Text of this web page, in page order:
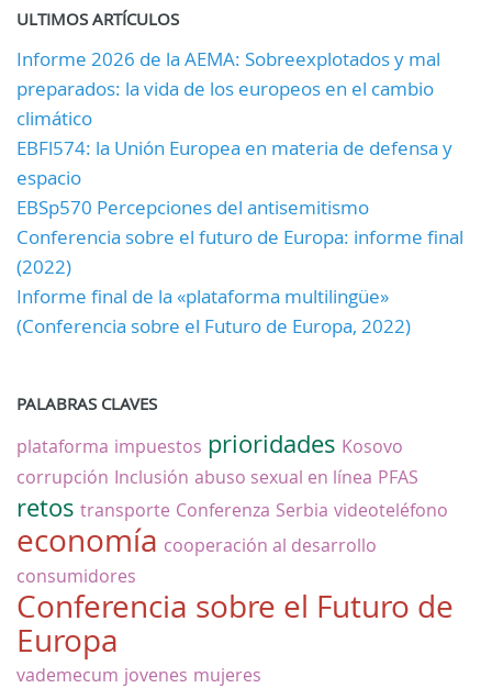
ULTIMOS ARTÍCULOS
Informe 2026 de la AEMA: Sobreexplotados y mal
preparados: la vida de los europeos en el cambio
climático
EBFl574: la Unión Europea en materia de defensa y
espacio
EBSp570 Percepciones del antisemitismo
Conferencia sobre el futuro de Europa: informe final
(2022)
Informe final de la «plataforma multilingüe»
(Conferencia sobre el Futuro de Europa, 2022)
PALABRAS CLAVES
plataforma impuestos prioridades Kosovo
corrupción Inclusión abuso sexual en línea PFAS
retos transporte Conferenza Serbia videoteléfono
economía cooperación al desarrollo
consumidores
Conferencia sobre el Futuro de
Europa
vademecum jovenes mujeres